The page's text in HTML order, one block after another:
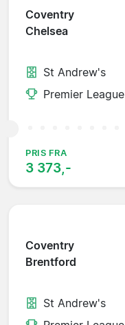
Coventry
Chelsea
St Andrew's
Premier League
PRIS FRA
3 373,-
Coventry
Brentford
St Andrew's